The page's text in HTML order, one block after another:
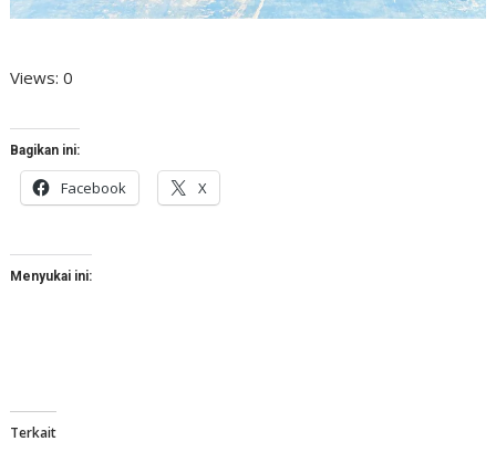
Views: 0
Bagikan ini:
Facebook X
Menyukai ini:
Terkait